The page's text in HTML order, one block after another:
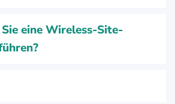
eine Wireless-Site-